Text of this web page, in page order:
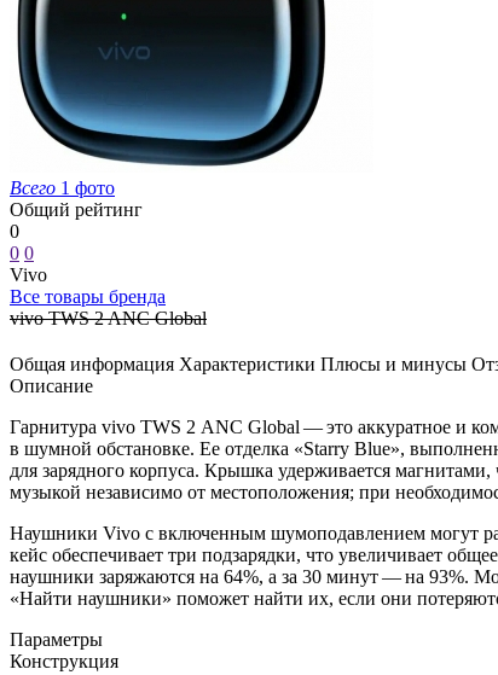
Всего 1 фото
Общий рейтинг
0
0 0
Vivo
Все товары бренда
vivo TWS 2 ANC Global
Общая информация Характеристики Плюсы и минусы
Описание
Гарнитура vivo TWS 2 ANC Global — это аккуратное и
в шумной обстановке. Ее отделка «Starry Blue»,
для зарядного корпуса. Крышка удерживается
музыкой независимо от местоположения; при
Наушники Vivo с включенным шумоподавлением могут
кейс обеспечивает три подзарядки, что увеличивает
наушники заряжаются на 64%, а за 30 минут — на 93%.
«Найти наушники» поможет найти их, если они
Параметры
Конструкция